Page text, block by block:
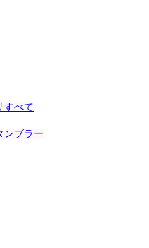
すべて
ンブラー